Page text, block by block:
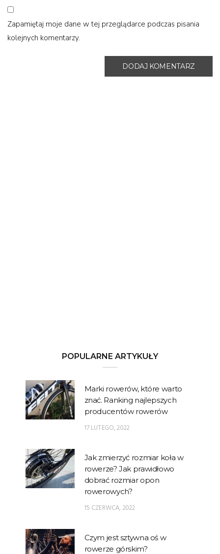
Zapamiętaj moje dane w tej przeglądarce podczas pisania
kolejnych komentarzy.
POPULARNE ARTYKUŁY
Marki rowerów, które warto
znać. Ranking najlepszych
producentów rowerów
17 LUTEGO, 2022
Jak zmierzyć rozmiar koła w
rowerze? Jak prawidłowo
dobrać rozmiar opon
rowerowych?
15 CZERWCA, 2022
Czym jest sztywna oś w
rowerze górskim?